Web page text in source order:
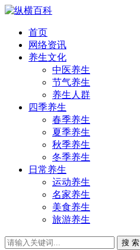
首页
网络资讯
养生文化
中医养生
节气养生
养生人群
四季养生
春季养生
夏季养生
秋季养生
冬季养生
日常养生
运动养生
名家养生
美食养生
旅游养生
搜 索